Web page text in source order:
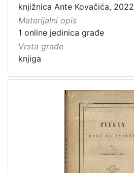
knjižnica Ante Kovačića, 2022
Materijalni opis
1 online jedinica građe
Vrsta građe
knjiga